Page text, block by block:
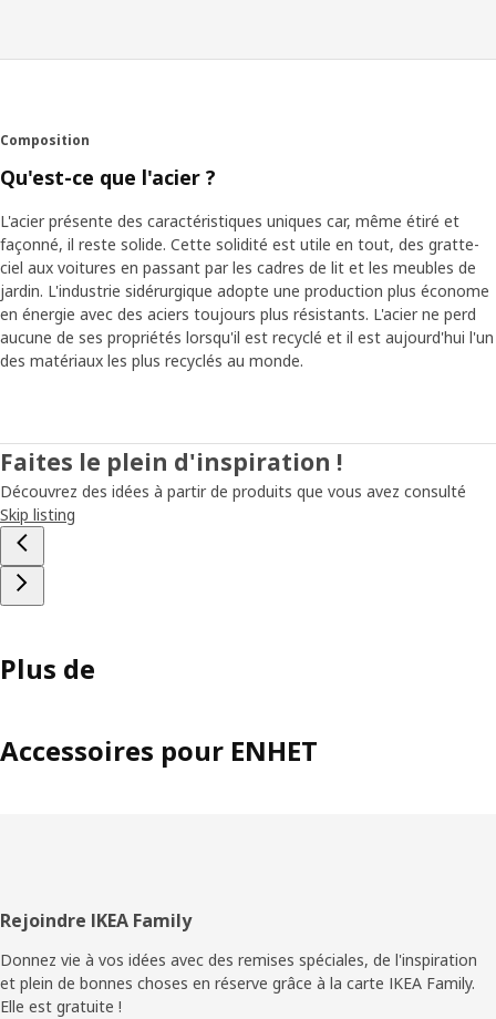
Pour les structures en métal de nos éléments ouverts, nous
de monter les structures en un clin d'œil. « Elle ressemble à un
groin de cochon. Il nous a donc paru naturel de l'appeler ainsi »,
explique le développeur produit Daniel Loader, qui a participé au
La solidité de l'acier
Le problème avec les structures en métal, c'est que l'acier doit
pouvoir supporter l'humidité des cuisines et des salles de bain
sans rouiller. « Nous avons découvert la méthode de dépôt par
aérosol dans l'industrie automobile, déclare Daniel en nous
éléments revêtus en utilisant cette technique n'étaient pas
rouillés, contrairement aux autres. » Avec le recul, Daniel pense
que ce projet a permis de faire d'importantes découvertes. «
Lorsque de nombreuses personnes avec différentes expériences
travaillent ensemble, cela peut donner lieu à d'incroyables
innovations. »
Composition
Qu'est-ce que l'acier ?
L'acier présente des caractéristiques uniques car, même étiré et
façonné, il reste solide. Cette solidité est utile en tout, des gratte-
ciel aux voitures en passant par les cadres de lit et les meubles de
jardin. L'industrie sidérurgique adopte une production plus économe
en énergie avec des aciers toujours plus résistants. L'acier ne perd
aucune de ses propriétés lorsqu'il est recyclé et il est aujourd'hui l'un
des matériaux les plus recyclés au monde.
Faites le plein d'inspiration !
Découvrez des idées à partir de produits que vous avez consulté
Skip listing
Plus de
Accessoires pour ENHET
Pied
de
page
Rejoindre IKEA Family
Donnez vie à vos idées avec des remises spéciales, de l'inspiration
et plein de bonnes choses en réserve grâce à la carte IKEA Family.
Elle est gratuite !